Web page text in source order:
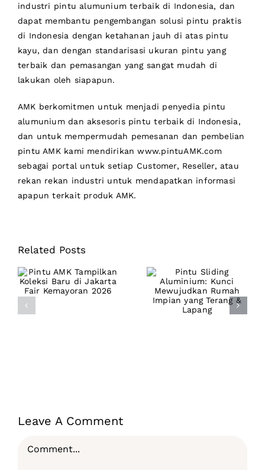
industri pintu alumunium terbaik di Indonesia, dan
dapat membantu pengembangan solusi pintu praktis
di Indonesia dengan ketahanan jauh di atas pintu
kayu, dan dengan standarisasi ukuran pintu yang
terbaik dan pemasangan yang sangat mudah di
lakukan oleh siapapun.
AMK berkomitmen untuk menjadi penyedia pintu
alumuniumdan aksesoris pintu terbaik di Indonesia,
dan untuk mempermudah pemesanan dan pembelian
pintu AMK kami mendirikan www.pintuAMK.com
sebagai portal untuk setiap Customer, Reseller, atau
rekan rekan industri untuk mendapatkan informasi
apapun terkait produk AMK.
Related Posts
Pintu AMK
Koleksi Baru di
Jakarta Fair
Aluminium:
Kunci
Mewujudkan
Rumah Impian
Leave A Comment